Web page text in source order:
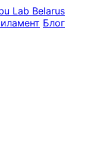
Lab Belarus
Блог